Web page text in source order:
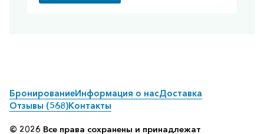
БронированиеИнформация о насДоставка
Отзывы (568)Контакты
© 2026 Все права сохранены и принадлежат